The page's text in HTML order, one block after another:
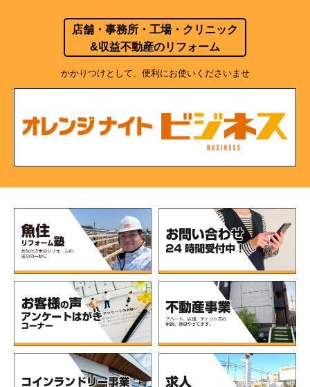
店舗・事務所・工場・クリニック
&収益不動産のリフォーム
かかりつけとして、便利にお使いくださいませ